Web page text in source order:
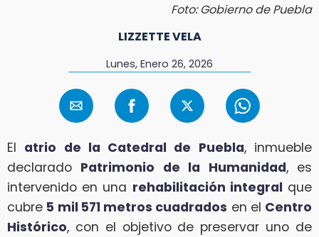
Foto: Gobierno de Puebla
LIZZETTE VELA
Lunes, Enero 26, 2026
El atrio de la Catedral de Puebla, inmueble
declarado Patrimonio de la Humanidad, es
intervenido en una rehabilitación integral que
cubre 5 mil 571 metros cuadrados en el Centro
Histórico, con el objetivo de preservar uno de